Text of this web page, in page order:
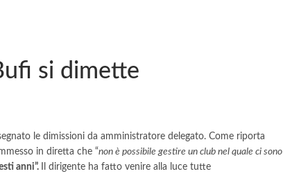
si dimette
le dimissioni da amministratore delegato. Come riporta
in diretta che “non è possibile gestire un club nel quale ci sono
anni”.
Il dirigente ha fatto venire alla luce tutte